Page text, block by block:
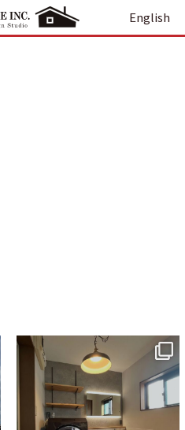
English
tomohouseinc
7月 13